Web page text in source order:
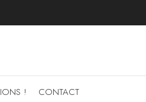
! CONTACT